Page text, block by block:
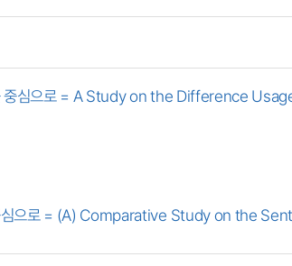
를 중심으로 = A Study on the Difference
중심으로 = (A) Comparative Study on